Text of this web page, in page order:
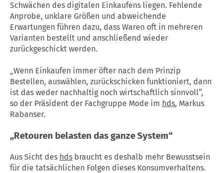
Schwächen des digitalen Einkaufens liegen. Fehlende
Anprobe, unklare Größen und abweichende
Erwartungen führen dazu, dass Waren oft in mehreren
Varianten bestellt und anschließend wieder
zurückgeschickt werden.
„Wenn Einkaufen immer öfter nach dem Prinzip
Bestellen, auswählen, zurückschicken funktioniert, dann
ist das weder nachhaltig noch wirtschaftlich sinnvoll“,
so der Präsident der Fachgruppe Mode im hds, Markus
Rabanser.
„Retouren belasten das ganze System“
Aus Sicht des hds braucht es deshalb mehr Bewusstsein
für die tatsächlichen Folgen dieses Konsumverhaltens.